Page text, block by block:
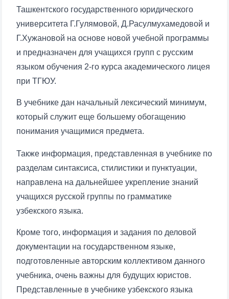
Ташкентского государственного юридического
университета Г.Гулямовой, Д.Расулмухамедовой и
Г.Хужановой на основе новой учебной программы
и предназначен для учащихся групп с русским
языком обучения 2-го курса академического лицея
при ТГЮУ.
В учебнике дан начальный лексический минимум,
который служит еще большему обогащению
понимания учащимися предмета.
Также информация, представленная в учебнике по
разделам синтаксиса, стилистики и пунктуации,
направлена на дальнейшее укрепление знаний
учащихся русской группы по грамматике
узбекского языка.
Кроме того, информация и задания по деловой
документации на государственном языке,
подготовленные авторским коллективом данного
учебника, очень важны для будущих юристов.
Представленные в учебнике узбекского языка
✉️ Написать администратору